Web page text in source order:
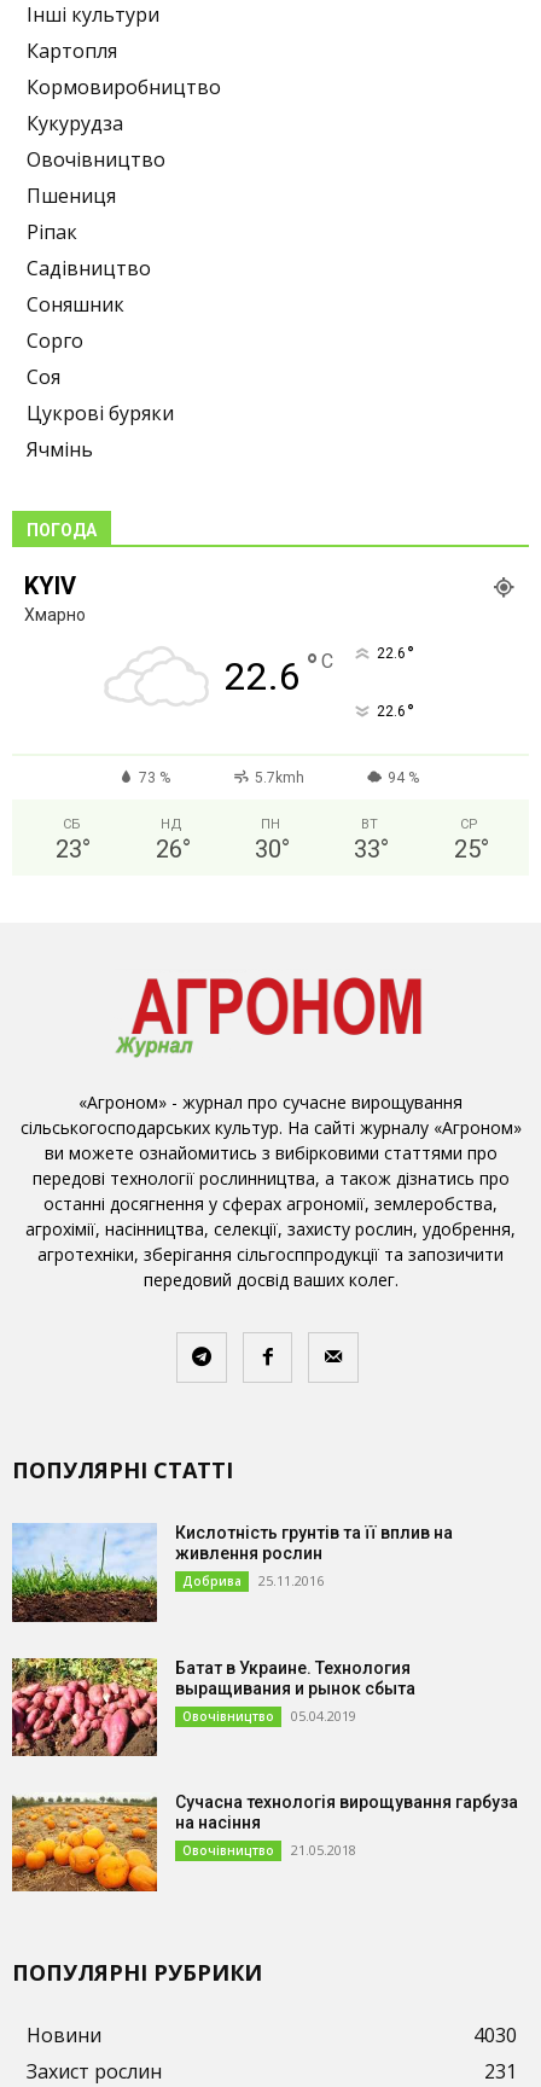
Інші культури
Картопля
Кормовиробництво
Кукурудза
Овочівництво
Пшениця
Ріпак
Садівництво
Соняшник
Сорго
Соя
Цукрові буряки
Ячмінь
ПОГОДА
KYIV
Хмарно
22.6 ° C 22.6 °
22.6 °
73 % 5.7kmh 94 %
СБ
23°
НД
26°
ПН
30°
ВТ
33°
СР
25°
«Агроном» - журнал про сучасне вирощування
сільськогосподарських культур. На сайті журналу «Агроном»
ви можете ознайомитись з вибірковими статтями про
передові технології рослинництва, а також дізнатись про
останні досягнення у сферах агрономії, землеробства,
агрохімії, насінництва, селекції, захисту рослин, удобрення,
агротехніки, зберігання сільгосппродукції та запозичити
передовий досвід ваших колег.
ПОПУЛЯРНІ СТАТТІ
Кислотність грунтів та її вплив на
живлення рослин
Добрива 25.11.2016
Батат в Украине. Технология
выращивания и рынок сбыта
Овочівництво 05.04.2019
Сучасна технологія вирощування гарбуза
на насіння
Овочівництво 21.05.2018
ПОПУЛЯРНІ РУБРИКИ
Новини
4030
Захист рослин
231